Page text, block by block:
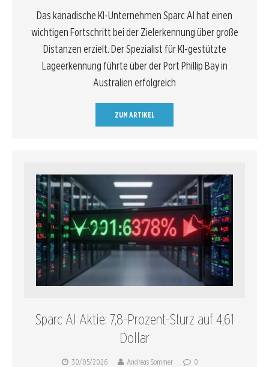
Das kanadische KI-Unternehmen Sparc AI hat einen
wichtigen Fortschritt bei der Zielerkennung über große
Distanzen erzielt. Der Spezialist für KI-gestützte
Lageerkennung führte über der Port Phillip Bay in
Australien erfolgreich
ZUM ARTIKEL
Sparc AI Aktie: 7,8-Prozent-Sturz auf 4,61
Dollar
30/05/2026 Andreas Sommer 0